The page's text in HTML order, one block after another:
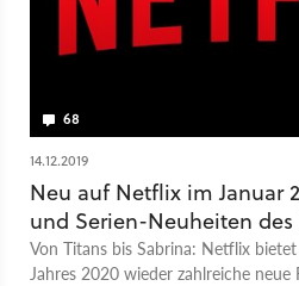
68
14.12.2019
Neu auf Netflix im Januar
und Serien-Neuheiten
Von Titans bis Sabrina: Netflix
Jahres 2020 wieder zahlreiche